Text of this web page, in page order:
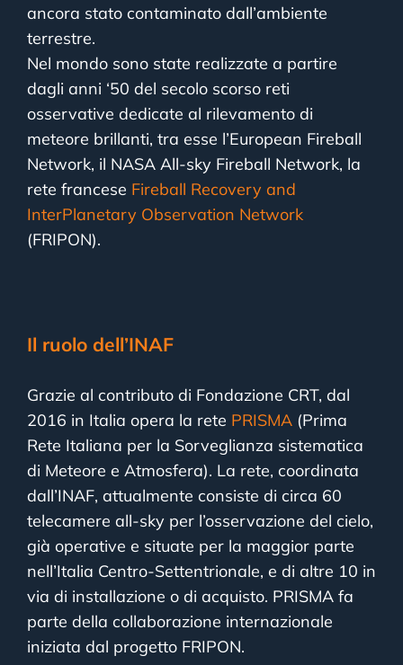
ancora stato contaminato dall’ambiente
terrestre.
Nel mondo sono state realizzate a partire
dagli anni ‘50 del secolo scorso reti
osservative dedicate al rilevamento di
meteore brillanti, tra esse l’European Fireball
Network, il NASA All-sky Fireball Network, la
rete francese Fireball Recovery and
InterPlanetary Observation Network
(FRIPON).
Il ruolo dell’INAF
Grazie al contributo di Fondazione CRT, dal
2016 in Italia opera la rete PRISMA (Prima
Rete Italiana per la Sorveglianza sistematica
di Meteore e Atmosfera). La rete, coordinata
dall’INAF, attualmente consiste di circa 60
telecamere all-sky per l’osservazione del cielo,
già operative e situate per la maggior parte
nell’Italia Centro-Settentrionale, e di altre 10 in
via di installazione o di acquisto. PRISMA fa
parte della collaborazione internazionale
iniziata dal progetto FRIPON.